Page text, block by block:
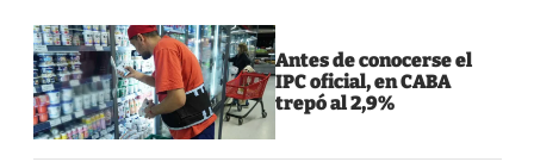
Antes de conocerse el
IPC oficial, en CABA
trepó al 2,9%